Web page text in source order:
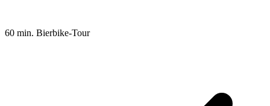
60 min. Bierbike-Tour